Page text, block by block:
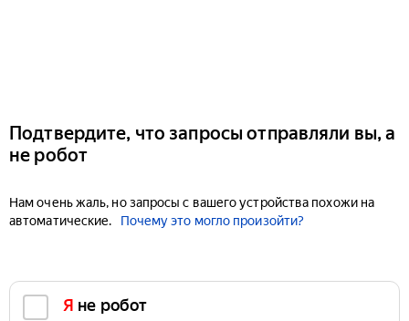
Подтвердите, что запросы отправляли вы, а
не робот
Нам очень жаль, но запросы с вашего устройства похожи на
автоматические.
Почему это могло произойти?
Я не робот